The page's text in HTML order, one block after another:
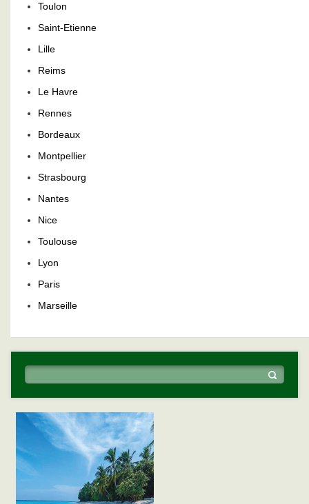
Toulon
Saint-Etienne
Lille
Reims
Le Havre
Rennes
Bordeaux
Montpellier
Strasbourg
Nantes
Nice
Toulouse
Lyon
Paris
Marseille